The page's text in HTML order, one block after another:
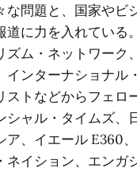
な問題と、国家やビ
道に力を入れている
ズム・ネットワーク
インターナショナル
ストなどからフェロ
シャル・タイムズ、
ア、イエール E360
ネイション、エンガ